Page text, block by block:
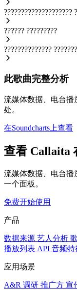
????????????????????
?????? ?????????
??????????????
此歌曲完整分析
流媒体数据、电台播
处。
在Soundcharts上查看
查看 Callaita
流媒体数据、电台
一个面板。
免费开始使用
产品
数据来源 艺人分析
播放列表 API 音频特
应用场景
A&R 调研 推广方 宣